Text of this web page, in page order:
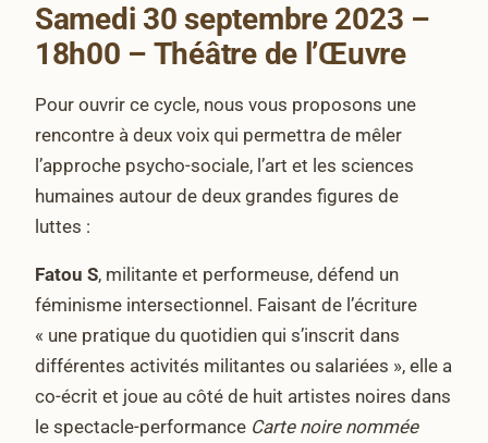
Samedi 30 septembre 2023 –
18h00 – Théâtre de l’Œuvre
Pour ouvrir ce cycle, nous vous proposons une
rencontre à deux voix qui permettra de mêler
l’approche psycho-sociale, l’art et les sciences
humaines autour de deux grandes figures de
luttes :
Fatou S, militante et performeuse, défend un
féminisme intersectionnel. Faisant de l’écriture
« une pratique du quotidien qui s’inscrit dans
différentes activités militantes ou salariées », elle a
co-écrit et joue au côté de huit artistes noires dans
le spectacle-performance Carte noire nommée